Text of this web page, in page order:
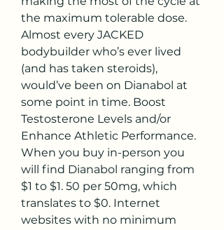
the maximum tolerable dose.
Almost every JACKED
bodybuilder who’s ever lived
(and has taken steroids),
would’ve been on Dianabol at
some point in time. Boost
Testosterone Levels and/or
Enhance Athletic Performance.
When you buy in-person you
will find Dianabol ranging from
$1 to $1. 50 per 50mg, which
translates to $0. Internet
websites with no minimum